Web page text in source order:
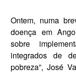
Ontem, numa
doença em
sobre
integrados de
pobreza”, José